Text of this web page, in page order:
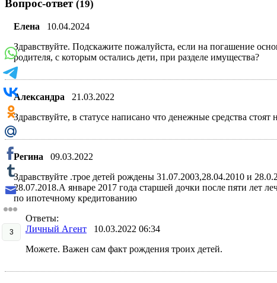
Вопрос-ответ (19)
Елена
10.04.2024
Здравствуйте. Подскажите пожалуйста, если на погашение
родителя, с которым остались дети, при разделе имущества?
Александра
21.03.2022
Здравствуйте, в статусе написано что денежные средства
Регина
09.03.2022
Здравствуйте .трое детей рождены 31.07.2003,28.04.2010 и
28.07.2018.А январе 2017 года старшей дочки после пяти лет
по ипотечному кредитованию
Ответы:
Личный Агент
10.03.2022 06:34
Можете. Важен сам факт рождения троих детей.
3